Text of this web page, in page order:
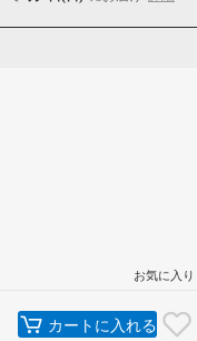
お気に入り
カートに入れる